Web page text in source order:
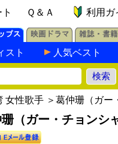
Ｑ＆Ａ 利用ガ
スト 人気ベスト
女性歌手 ＞葛仲珊（ガー
（ガー・チョンシ